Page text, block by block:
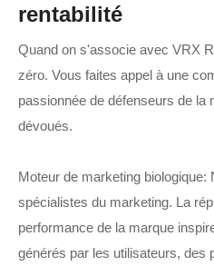
rentabilité
Quand on s'associe avec VRX
zéro. Vous faites appel à une
passionnée de défenseurs de la
dévoués.
Moteur de marketing
spécialistes du marketing. La
performance de la marque
générés par les utilisateurs, des